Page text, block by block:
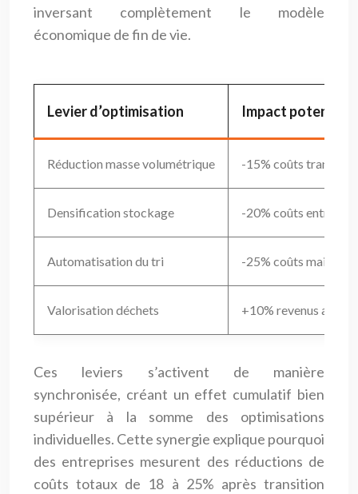
inversant complètement le modèle
économique de fin de vie.
Levier d’optimisation Impact potentiel
Réduction masse volumétrique -15% coûts transport
Densification stockage -20% coûts entrepôt
Automatisation du tri -25% coûts main-
Valorisation déchets +10% revenus
Ces leviers s’activent de manière
synchronisée, créant un effet cumulatif bien
supérieur à la somme des optimisations
individuelles. Cette synergie explique pourquoi
des entreprises mesurent des réductions de
coûts totaux de 18 à 25% après transition